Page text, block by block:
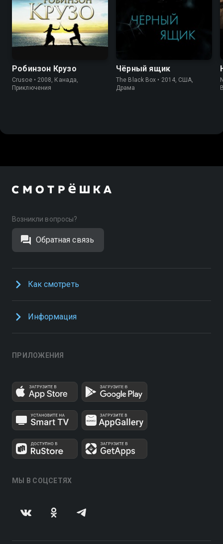
Робинзон Крузо
Crusoe • 2008, Канада,
Приключения
Чёрный ящик
The Black Box • 2014, США,
Драма
Возникли вопросы?
Обратная связь
Как смотреть
Информация
ПРИЛОЖЕНИЯ
МЫ В СОЦСЕТЯХ